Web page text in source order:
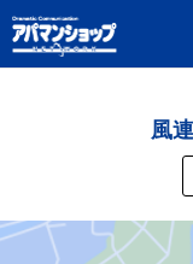
風